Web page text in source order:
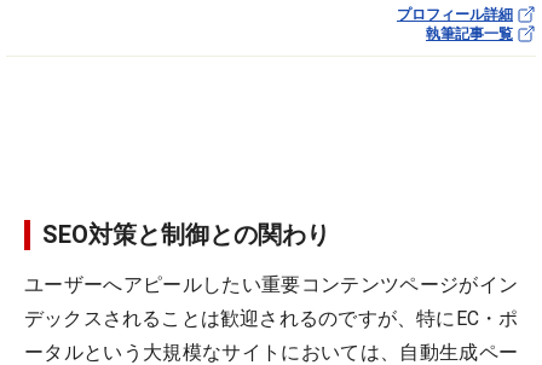
プロフィール詳細
執筆記事一覧
SEO対策と制御との関わり
ユーザーへアピールしたい重要コンテンツページがイン
デックスされることは歓迎されるのですが、特にEC・ポ
ータルという大規模なサイトにおいては、自動生成ペー